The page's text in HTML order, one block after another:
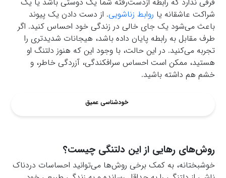
شراکت عاشقانه یا روابط زناشویی. از دست دادن یک پیوند
باعث می‌شود یک جای خالی در زندگی خود احساس کنید. اگر
طرف مقابل به رابطه پایان داده باشد، هیجانات شدیدتری را
تجربه می‌کنید. در این حالت، با وجود این که هنوز دلتنگ او
هستید، ممکن است احساس سرافکندگی، آزردگی خاطر، و
خشم هم داشته باشید.
خودشناسی عمیق
روش‌‌های رهایی از این دلتنگی چیست؟
خوشبختانه، به کمک برخی روش‌ها می‌توانید احساسات دردناک